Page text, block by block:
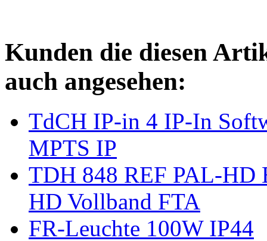
Kunden die diesen
auch angesehen:
TdCH IP-in 4 IP-In
MPTS IP
TDH 848 REF PAL-HD
HD Vollband FTA
FR-Leuchte 100W IP44